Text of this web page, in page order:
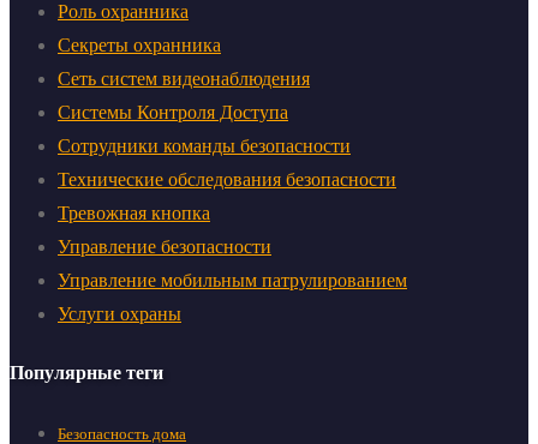
Роль охранника
Секреты охранника
Сеть систем видеонаблюдения
Системы Контроля Доступа
Сотрудники команды безопасности
Технические обследования безопасности
Тревожная кнопка
Управление безопасности
Управление мобильным патрулированием
Услуги охраны
Популярные теги
Безопасность дома